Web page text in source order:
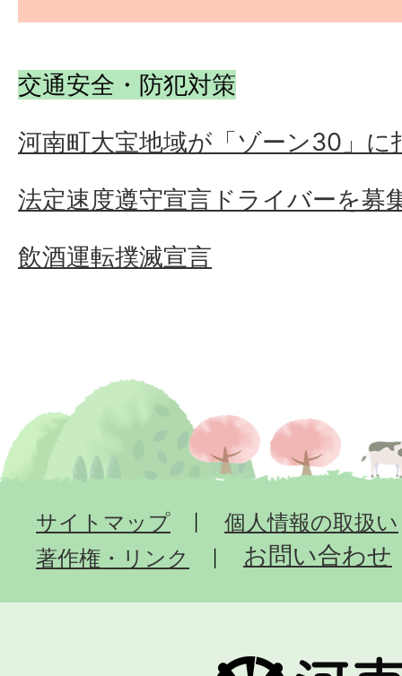
交通安全・防犯対策
河南町大宝地域が「ゾーン30」に
法定速度遵守宣言ドライバーを募
飲酒運転撲滅宣言
サイトマップ
個人情報の取扱い
著作権・リンク
お問い合わせ